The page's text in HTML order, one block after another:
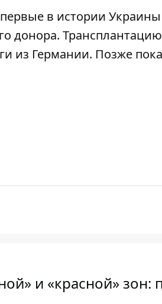
в истории
донора.
из Германии. Позже
и «красной» зон: